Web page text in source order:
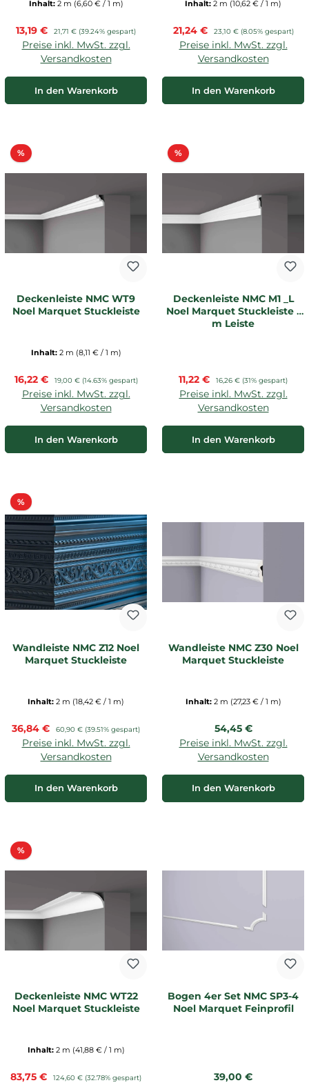
Inhalt: 2 m (6,60 € / 1 m)
Verkaufspreis:
13,19 € Regulärer Preis:
21,71 € (39.24% gespart)
Preise inkl. MwSt. zzgl.
Versandkosten
In den Warenkorb
Inhalt: 2 m (10,62 € / 1 m)
Verkaufspreis:
21,24 € Regulärer Preis:
23,10 € (8.05% gespart)
Preise inkl. MwSt. zzgl.
Versandkosten
In den Warenkorb
%Rabatt
Deckenleiste NMC WT9
Noel Marquet Stuckleiste
Inhalt: 2 m (8,11 € / 1 m)
Verkaufspreis:
16,22 € Regulärer Preis:
19,00 € (14.63% gespart)
Preise inkl. MwSt. zzgl.
Versandkosten
In den Warenkorb
%Rabatt
Deckenleiste NMC M1 _L
Noel Marquet Stuckleiste 1
m Leiste
Verkaufspreis:
11,22 € Regulärer Preis:
16,26 € (31% gespart)
Preise inkl. MwSt. zzgl.
Versandkosten
In den Warenkorb
%Rabatt
Wandleiste NMC Z12 Noel
Marquet Stuckleiste
Inhalt: 2 m (18,42 € / 1 m)
Verkaufspreis:
36,84 € Regulärer Preis:
60,90 € (39.51% gespart)
Preise inkl. MwSt. zzgl.
Versandkosten
In den Warenkorb
Wandleiste NMC Z30 Noel
Marquet Stuckleiste
Inhalt: 2 m (27,23 € / 1 m)
Regulärer Preis:
54,45 €
Preise inkl. MwSt. zzgl.
Versandkosten
In den Warenkorb
%Rabatt
Deckenleiste NMC WT22
Noel Marquet Stuckleiste
Inhalt: 2 m (41,88 € / 1 m)
Verkaufspreis:
83,75 € Regulärer Preis:
124,60 € (32.78% gespart)
Bogen 4er Set NMC SP3-4
Noel Marquet Feinprofil
Regulärer Preis:
39,00 €